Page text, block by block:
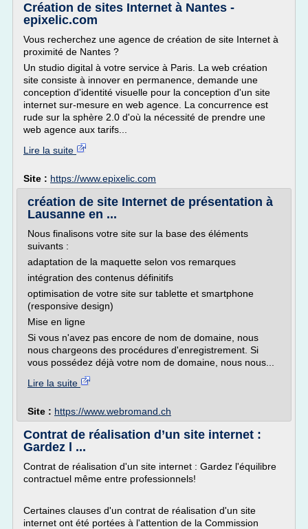
Création de sites Internet à Nantes -
epixelic.com
Vous recherchez une agence de création de site Internet à
proximité de Nantes ?
Un studio digital à votre service à Paris. La web création
site consiste à innover en permanence, demande une
conception d'identité visuelle pour la conception d'un site
internet sur-mesure en web agence. La concurrence est
rude sur la sphère 2.0 d'où la nécessité de prendre une
web agence aux tarifs...
Lire la suite
Site : https://www.epixelic.com
création de site Internet de présentation à
Lausanne en ...
Nous finalisons votre site sur la base des éléments
suivants :
adaptation de la maquette selon vos remarques
intégration des contenus définitifs
optimisation de votre site sur tablette et smartphone
(responsive design)
Mise en ligne
Si vous n'avez pas encore de nom de domaine, nous
nous chargeons des procédures d'enregistrement. Si
vous possédez déjà votre nom de domaine, nous nous...
Lire la suite
Site : https://www.webromand.ch
Contrat de réalisation d’un site internet :
Gardez l ...
Contrat de réalisation d'un site internet : Gardez l'équilibre
contractuel même entre professionnels!
Certaines clauses d'un contrat de réalisation d'un site
internet ont été portées à l'attention de la Commission